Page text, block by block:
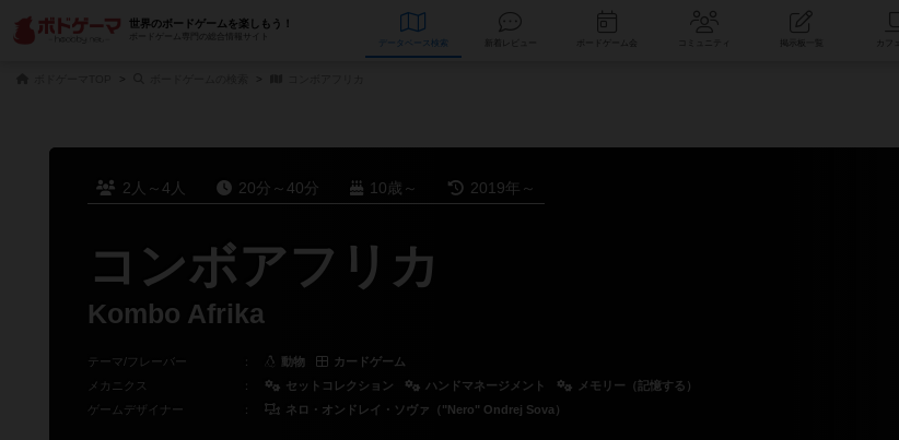
世界のボードゲームを楽しもう！
ボードゲーム専門の総合情報サイト
データベース コミュニティ
2人～4人 20分～40分 10歳～ 2019年～
コンボアフリカ
Kombo Afrika
テーマ/フレーバー ： 動物
カードゲーム
メカニクス
： セットコレクション ハンドマネージメント
メモリー（記憶する）
ゲームデザイナー
： ネロ・オンドレイ・ソヴァ（"Nero" Ondrej Sova）